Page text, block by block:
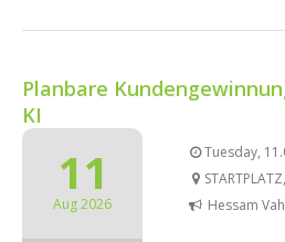
Planbare
KI
11
Aug 2026
Tuesday,
Hessam